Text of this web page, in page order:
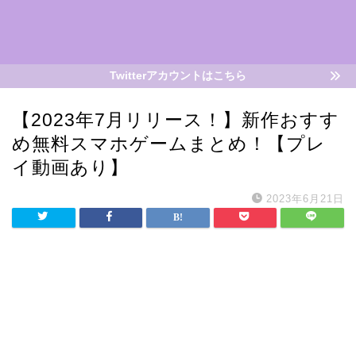
Twitterアカウントはこちら
【2023年7月リリース！】新作おすす
め無料スマホゲームまとめ！【プレ
イ動画あり】
2023年6月21日